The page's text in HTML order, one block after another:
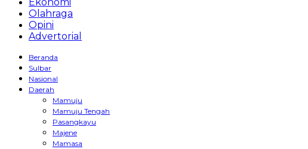
Olahraga
Opini
Advertorial
Beranda
Sulbar
Nasional
Daerah
Mamuju
Mamuju Tengah
Pasangkayu
Majene
Mamasa